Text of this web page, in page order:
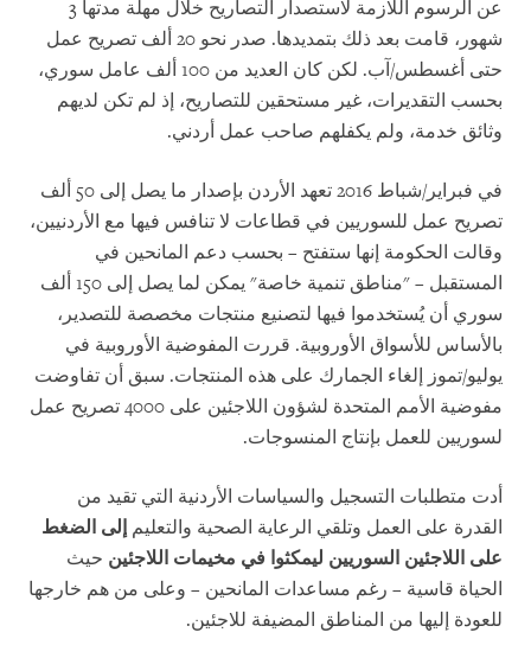
عن الرسوم اللازمة لاستصدار التصاريح خلال مهلة مدتها 3
شهور، قامت بعد ذلك بتمديدها. صدر نحو 20 ألف تصريح عمل
حتى أغسطس/آب. لكن كان العديد من 100 ألف عامل سوري،
بحسب التقديرات، غير مستحقين للتصاريح، إذ لم تكن لديهم
وثائق خدمة، ولم يكفلهم صاحب عمل أردني.
في فبراير/شباط 2016 تعهد الأردن بإصدار ما يصل إلى 50 ألف
تصريح عمل للسوريين في قطاعات لا تنافس فيها مع الأردنيين،
وقالت الحكومة إنها ستفتح – بحسب دعم المانحين في
المستقبل – "مناطق تنمية خاصة" يمكن لما يصل إلى 150 ألف
سوري أن يُستخدموا فيها لتصنيع منتجات مخصصة للتصدير،
بالأساس للأسواق الأوروبية. قررت المفوضية الأوروبية في
يوليو/تموز إلغاء الجمارك على هذه المنتجات. سبق أن تفاوضت
مفوضية الأمم المتحدة لشؤون اللاجئين على 4000 تصريح عمل
لسوريين للعمل بإنتاج المنسوجات.
أدت متطلبات التسجيل والسياسات الأردنية التي تقيد من
القدرة على العمل وتلقي الرعاية الصحية والتعليم إلى الضغط
على اللاجئين السوريين ليمكثوا في مخيمات اللاجئين حيث
الحياة قاسية – رغم مساعدات المانحين – وعلى من هم خارجها
للعودة إليها من المناطق المضيفة للاجئين.